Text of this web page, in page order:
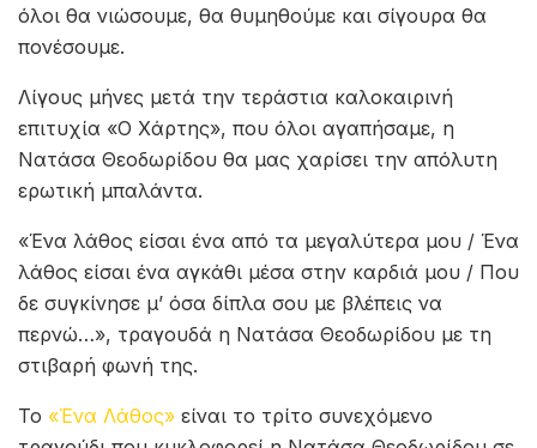
όλοι θα νιώσουμε, θα θυμηθούμε και σίγουρα θα
πονέσουμε.
Λίγους μήνες μετά την τεράστια καλοκαιρινή
επιτυχία «Ο Χάρτης», που όλοι αγαπήσαμε, η
Νατάσα Θεοδωρίδου θα μας χαρίσει την απόλυτη
ερωτική μπαλάντα.
«Ένα λάθος είσαι ένα από τα μεγαλύτερα μου / Ένα
λάθος είσαι ένα αγκάθι μέσα στην καρδιά μου / Που
δε συγκίνησε μ’ όσα δίπλα σου με βλέπεις να
περνώ…», τραγουδά η Νατάσα Θεοδωρίδου με τη
στιβαρή φωνή της.
Το «Ένα Λάθος» είναι το τρίτο συνεχόμενο